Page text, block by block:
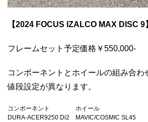
【2024 FOCUS IZALCO MAX DISC 9
フレームセット予定価格￥550,000-
コンポーネントとホイールの組み合わ
値段設定が異なります。
コンポーネント ホイール
DURA-ACER9250 Di2 MAVIC/COSMIC SL45